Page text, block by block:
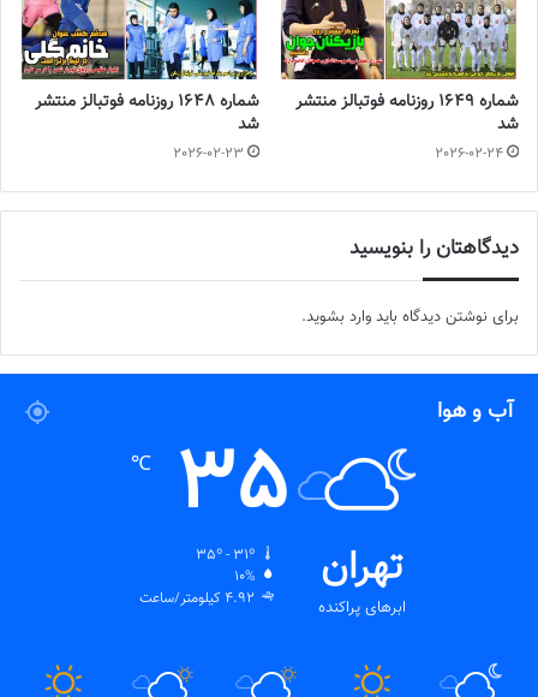
شماره 1649 روزنامه فوتبالز منتشر
شد
2026-02-24
شماره 1648 روزنامه فوتبالز منتشر
شد
2026-02-23
دیدگاهتان را بنویسید
برای نوشتن دیدگاه باید وارد بشوید.
آب و هوا
تهران
ابرهای پراکنده
35
℃
10%
4.92 کیلومتر/ساعت